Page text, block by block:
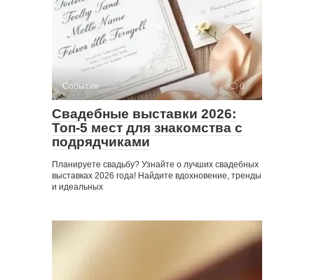
Событие 0
Свадебные выставки 2026:
Топ-5 мест для знакомства с
подрядчиками
Планируете свадьбу? Узнайте о лучших свадебных
выставках 2026 года! Найдите вдохновение, тренды
и идеальных